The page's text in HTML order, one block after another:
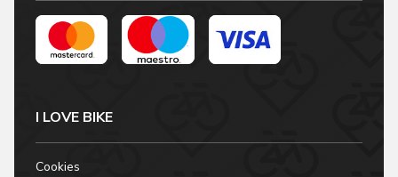
I LOVE BIKE
Cookies